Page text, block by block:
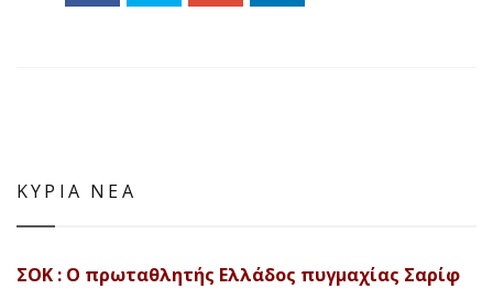
ΚΥΡΙΑ ΝΕΑ
ΣΟΚ : Ο πρωταθλητής Ελλάδος πυγμαχίας Σαρίφ